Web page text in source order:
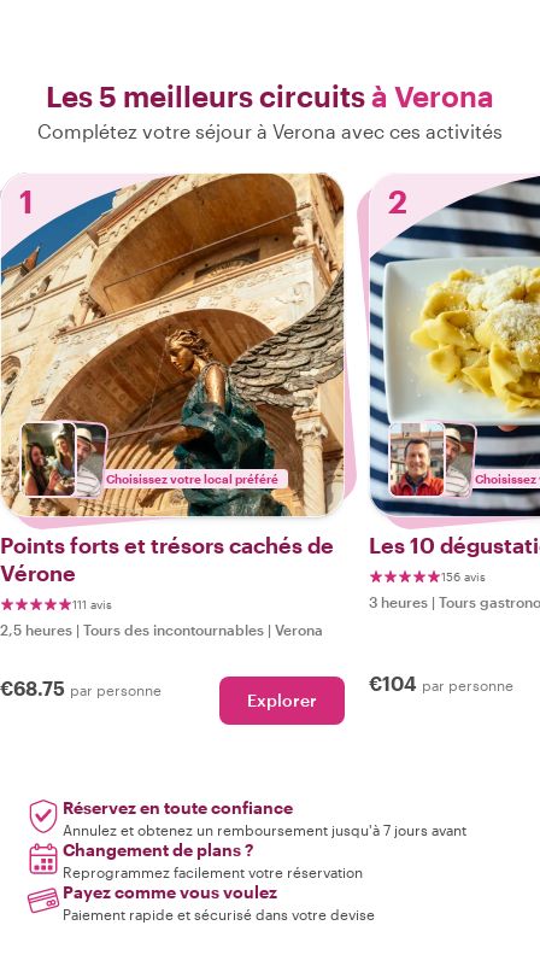
Les 5 meilleurs circuitsà Verona
Complétez votre séjour à Verona avec ces activités
1
Choisissez votre local préféré
Points forts et trésors cachés de
Vérone
111 avis
2,5 heures | Tours des incontournables | Verona
€68.75 par personne Explorer
2
Les 10
156 avis
3 heures | Tours
€104 par personne
Réservez en toute confiance
Annulez et obtenez un remboursement jusqu'à 7 jours avant
Changement de plans ?
Reprogrammez facilement votre réservation
Payez comme vous voulez
Paiement rapide et sécurisé dans votre devise